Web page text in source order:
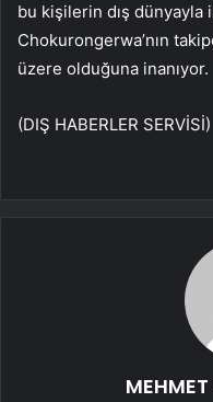
bu kişilerin dış
Chokurongerwa’nın
üzere olduğuna inanıyor.
(DIŞ HABERLER SERVİSİ)